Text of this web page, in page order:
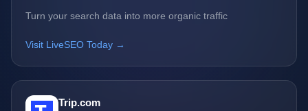
Turn your search data into more organic traffic
Visit LiveSEO Today →
Trip.com